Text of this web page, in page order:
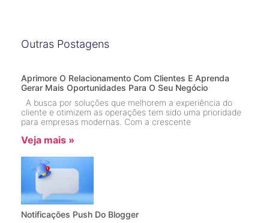
Outras Postagens
Aprimore O Relacionamento Com Clientes E Aprenda
Gerar Mais Oportunidades Para O Seu Negócio
A busca por soluções que melhorem a experiência do
cliente e otimizem as operações tem sido uma prioridade
para empresas modernas. Com a crescente
Veja mais »
Notificações Push Do Blogger